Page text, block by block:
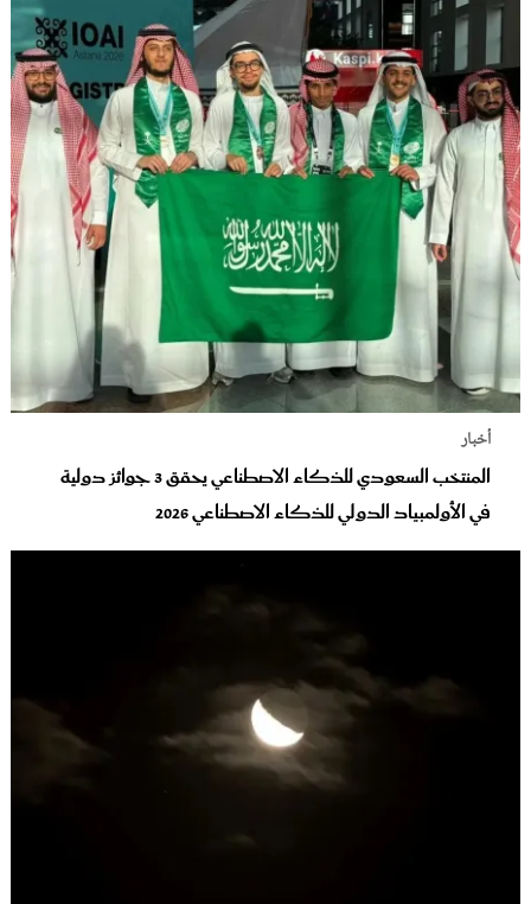
أخبار
المنتخب السعودي للذكاء الاصطناعي يحقق 3 جوائز دولية
في الأولمبياد الدولي للذكاء الاصطناعي 2026